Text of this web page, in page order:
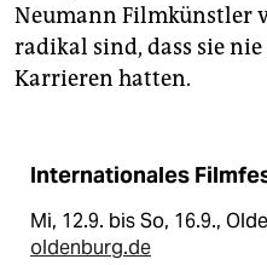
Neumann Filmkünstler
radikal sind, dass sie
Karrieren hatten.
Internationales
Mi, 12.9. bis So, 16.9.,
oldenburg.de